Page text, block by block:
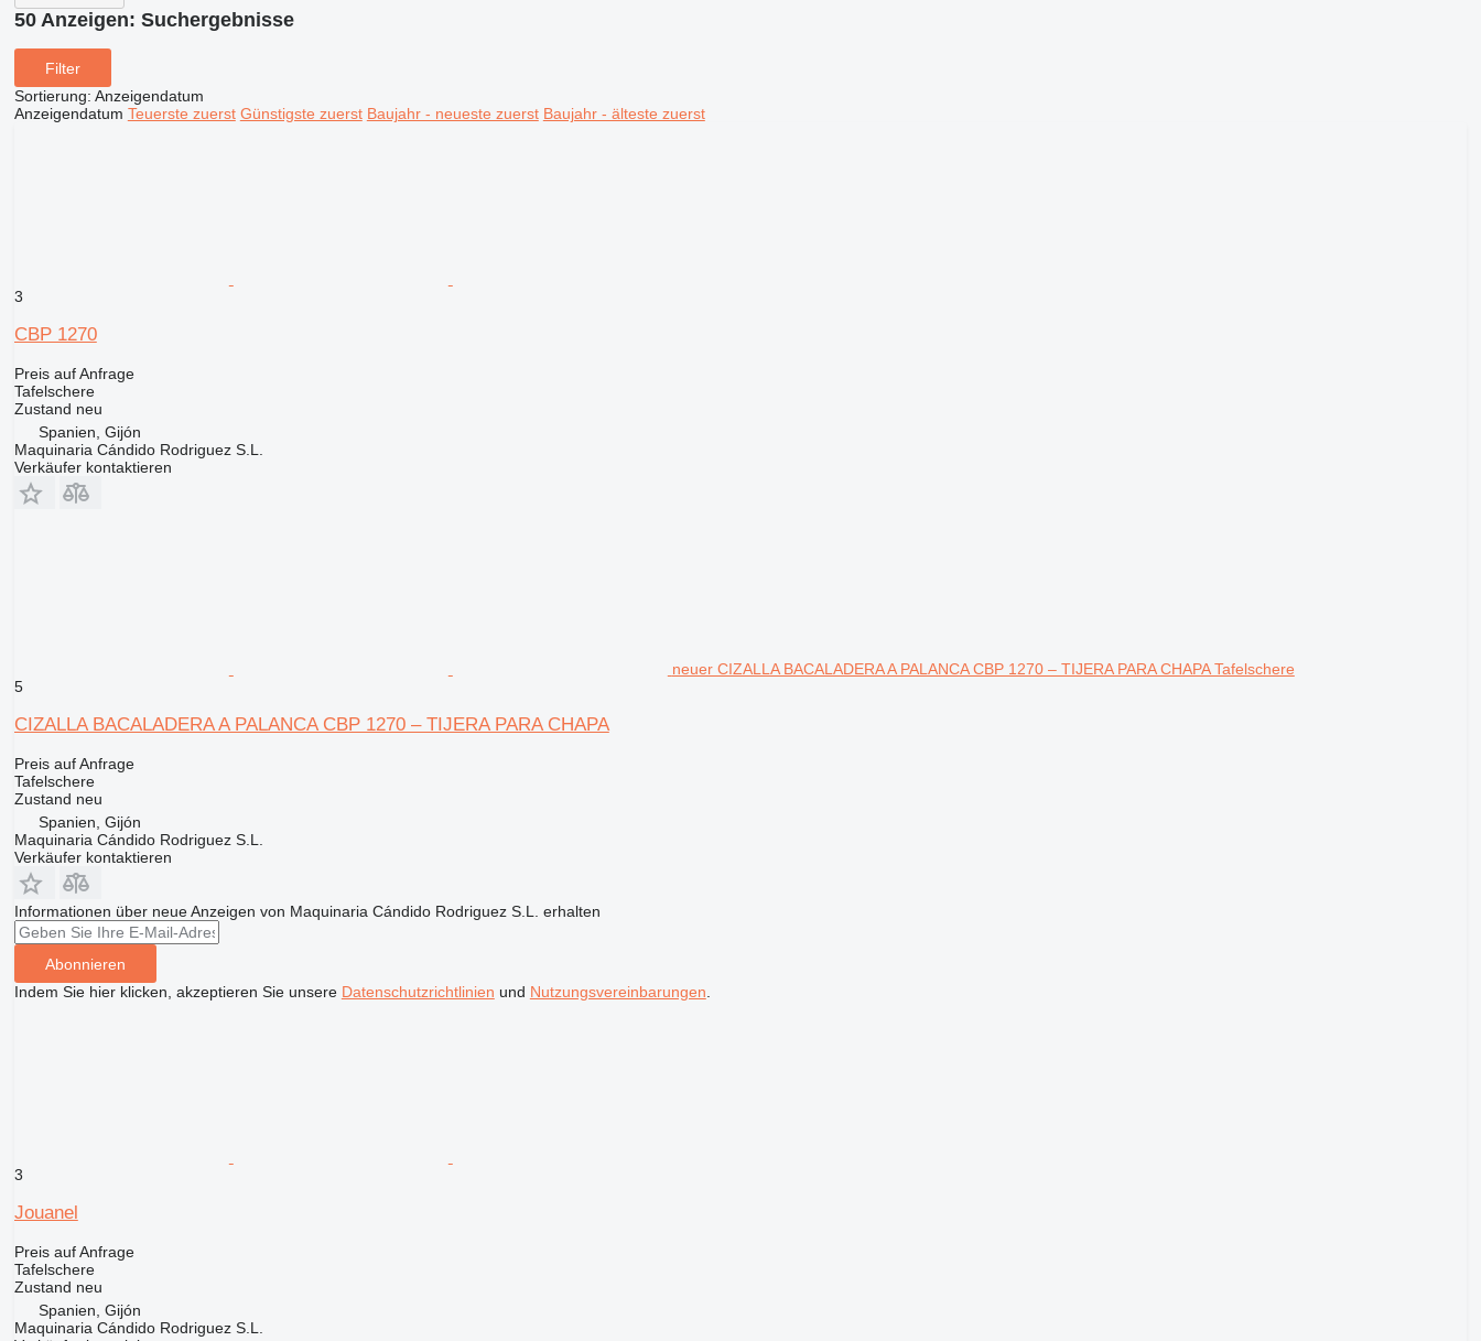
50 Anzeigen: Suchergebnisse
Filter
Sortierung: Anzeigendatum
Anzeigendatum Teuerste zuerst Günstigste zuerst Baujahr - neueste zuerst Baujahr - älteste zuerst
3
CBP 1270
Preis auf Anfrage
Tafelschere
Zustand neu
Spanien, Gijón
Maquinaria Cándido Rodriguez S.L.
Verkäufer kontaktieren
neuer CIZALLA BACALADERA A PALANCA CBP 1270 – TIJERA PARA CHAPA Tafelschere
5
CIZALLA BACALADERA A PALANCA CBP 1270 – TIJERA PARA CHAPA
Preis auf Anfrage
Tafelschere
Zustand neu
Spanien, Gijón
Maquinaria Cándido Rodriguez S.L.
Verkäufer kontaktieren
Informationen über neue Anzeigen von Maquinaria Cándido Rodriguez S.L. erhalten
Abonnieren
Indem Sie hier klicken, akzeptieren Sie unsere Datenschutzrichtlinien und Nutzungsvereinbarungen
3
Jouanel
Preis auf Anfrage
Tafelschere
Zustand neu
Spanien, Gijón
Maquinaria Cándido Rodriguez S.L.